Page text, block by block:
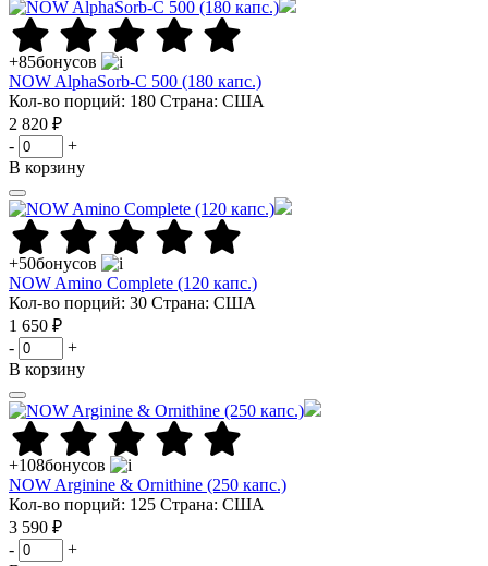
+85бонусов
NOW AlphaSorb-C 500 (180 капс.)
Кол-во порций: 180 Страна: США
2 820 ₽
-
+
В корзину
+50бонусов
NOW Amino Complete (120 капс.)
Кол-во порций: 30 Страна: США
1 650 ₽
-
+
В корзину
+108бонусов
NOW Arginine & Ornithine (250 капс.)
Кол-во порций: 125 Страна: США
3 590 ₽
-
+